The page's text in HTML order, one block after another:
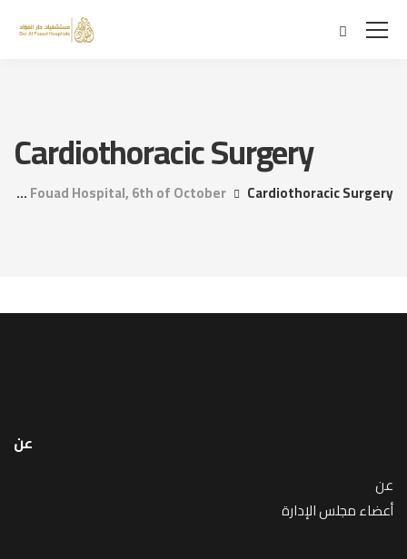
Cardiothoracic Surgery
Dar Al Fouad Hospital, 6th of October Cardiothoracic Surgery
عن
عن
أعضاء مجلس الإدارة